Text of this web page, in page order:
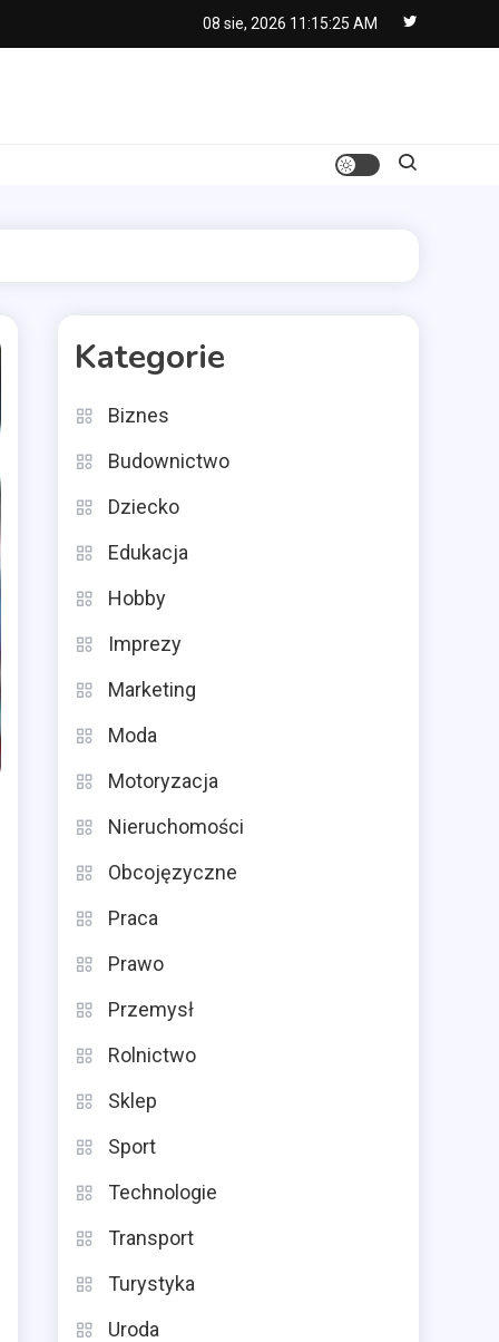
08 sie, 2026 11:15:26 AM
Kategorie
Biznes
Budownictwo
Dziecko
Edukacja
Hobby
Imprezy
Marketing
Moda
Motoryzacja
Nieruchomości
Obcojęzyczne
Praca
Prawo
Przemysł
Rolnictwo
Sklep
Sport
Technologie
Transport
Turystyka
Uroda